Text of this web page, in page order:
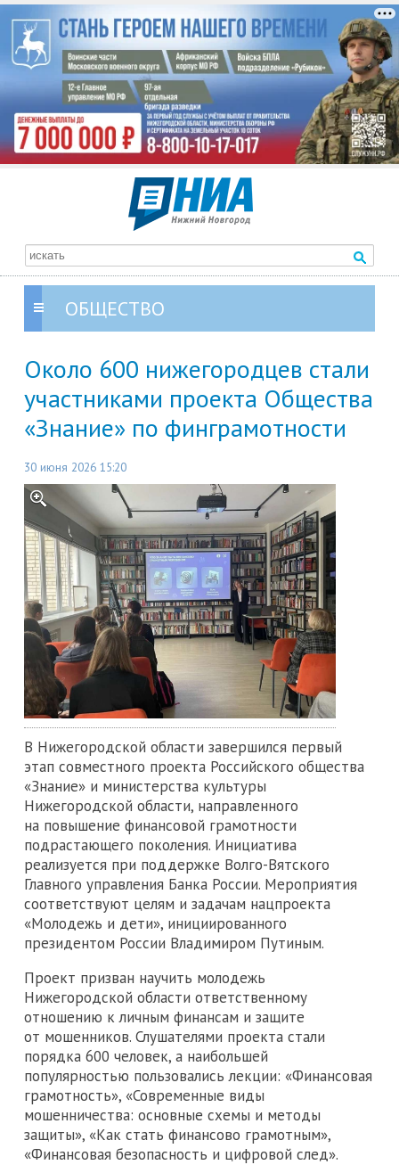
ОБЩЕСТВО
Около 600 нижегородцев стали
участниками проекта Общества
«Знание» по финграмотности
30 июня 2026 15:20
В Нижегородской области завершился первый
этап совместного проекта Российского общества
«Знание» и министерства культуры
Нижегородской области, направленного
на повышение финансовой грамотности
подрастающего поколения. Инициатива
реализуется при поддержке Волго-Вятского
Главного управления Банка России. Мероприятия
соответствуют целям и задачам нацпроекта
«Молодежь и дети», инициированного
президентом России Владимиром Путиным.
Проект призван научить молодежь
Нижегородской области ответственному
отношению к личным финансам и защите
от мошенников. Слушателями проекта стали
порядка 600 человек, а наибольшей
популярностью пользовались лекции: «Финансовая
грамотность», «Современные виды
мошенничества: основные схемы и методы
защиты», «Как стать финансово грамотным»,
«Финансовая безопасность и цифровой след».